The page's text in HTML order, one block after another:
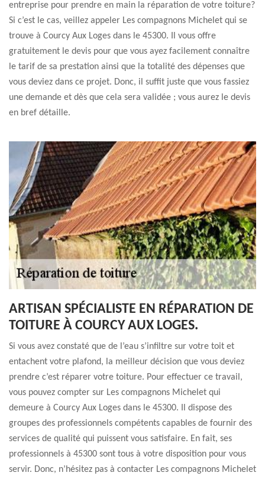
entreprise pour prendre en main la réparation de votre toiture?
Si c’est le cas, veillez appeler Les compagnons Michelet qui se
trouve à Courcy Aux Loges dans le 45300. Il vous offre
gratuitement le devis pour que vous ayez facilement connaître
le tarif de sa prestation ainsi que la totalité des dépenses que
vous deviez dans ce projet. Donc, il suffit juste que vous fassiez
une demande et dès que cela sera validée ; vous aurez le devis
en bref détaille.
ARTISAN SPÉCIALISTE EN RÉPARATION DE
TOITURE À COURCY AUX LOGES.
Si vous avez constaté que de l’eau s’infiltre sur votre toit et
entachent votre plafond, la meilleur décision que vous deviez
prendre c’est réparer votre toiture. Pour effectuer ce travail,
vous pouvez compter sur Les compagnons Michelet qui
demeure à Courcy Aux Loges dans le 45300. Il dispose des
groupes des professionnels compétents capables de fournir des
services de qualité qui puissent vous satisfaire. En fait, ses
professionnels à 45300 sont tous à votre disposition pour vous
servir. Donc, n’hésitez pas à contacter Les compagnons Michelet